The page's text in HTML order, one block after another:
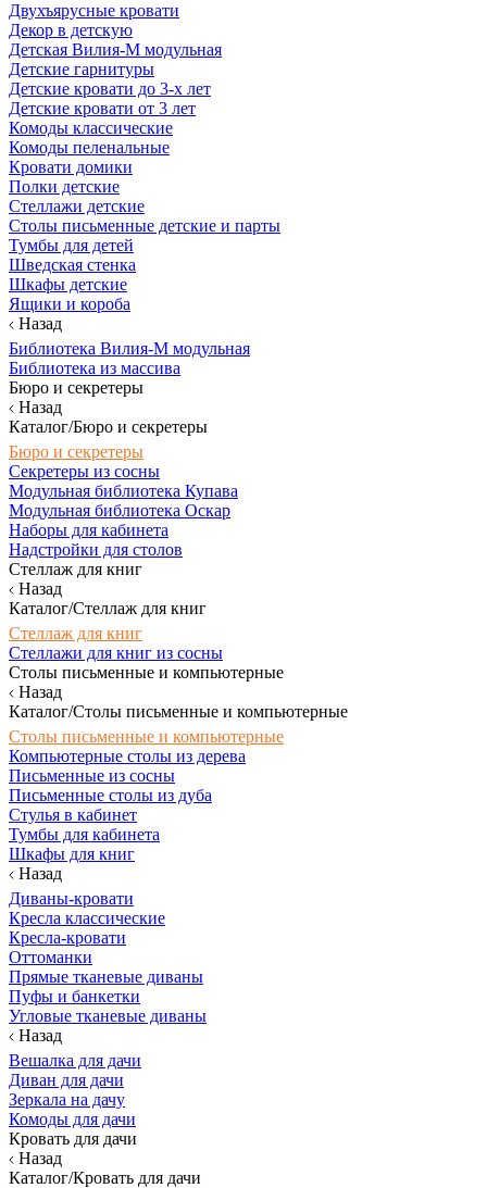
Двухъярусные кровати
Декор в детскую
Детская Вилия-М модульная
Детские гарнитуры
Детские кровати до 3-х лет
Детские кровати от 3 лет
Комоды классические
Комоды пеленальные
Кровати домики
Полки детские
Стеллажи детские
Столы письменные детские и парты
Тумбы для детей
Шведская стенка
Шкафы детские
Ящики и короба
Назад
Библиотека Вилия-М модульная
Библиотека из массива
Бюро и секретеры
Назад
Каталог/Бюро и секретеры
Бюро и секретеры
Секретеры из сосны
Модульная библиотека Купава
Модульная библиотека Оскар
Наборы для кабинета
Надстройки для столов
Стеллаж для книг
Назад
Каталог/Стеллаж для книг
Стеллаж для книг
Стеллажи для книг из сосны
Столы письменные и компьютерные
Назад
Каталог/Столы письменные и компьютерные
Столы письменные и компьютерные
Компьютерные столы из дерева
Письменные из сосны
Письменные столы из дуба
Стулья в кабинет
Тумбы для кабинета
Шкафы для книг
Назад
Диваны-кровати
Кресла классические
Кресла-кровати
Оттоманки
Прямые тканевые диваны
Пуфы и банкетки
Угловые тканевые диваны
Назад
Вешалка для дачи
Диван для дачи
Зеркала на дачу
Комоды для дачи
Кровать для дачи
Назад
Каталог/Кровать для дачи